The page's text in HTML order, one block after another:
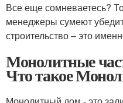
Все еще сомневаетесь?
менеджеры сумеют
строительство – это
Монолитные
Что такое